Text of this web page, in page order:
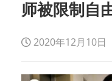
师被限制自
2020年12月10日